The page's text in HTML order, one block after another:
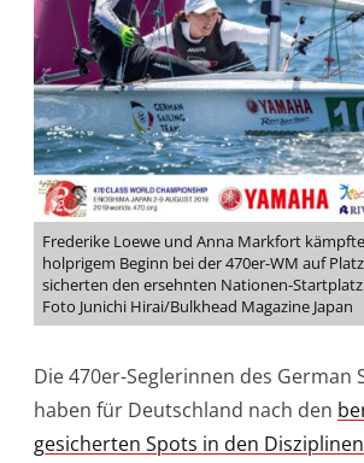
Frederike Loewe und Anna Markfort
holprigem Beginn bei der 470er-WM auf
sicherten den ersehnten Nationen-
Foto Junichi Hirai/Bulkhead Magazine Japan
Die 470er-Seglerinnen des German
haben für Deutschland nach den
gesicherten Spots in den